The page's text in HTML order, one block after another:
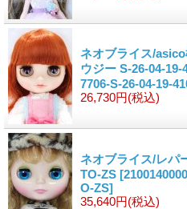
ネオブライス/
ウジー S-26-04-19-
7706-S-26-04-19-
26,730円(税込)
ネオブライス/レパ
TO-ZS
O-ZS]
35,640円(税込)